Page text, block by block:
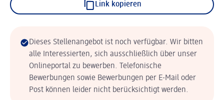
Link kopieren
Dieses Stellenangebot ist noch verfügbar. Wir bitten
alle Interessierten, sich ausschließlich über unser
Onlineportal zu bewerben. Telefonische
Bewerbungen sowie Bewerbungen per E-Mail oder
Post können leider nicht berücksichtigt werden.